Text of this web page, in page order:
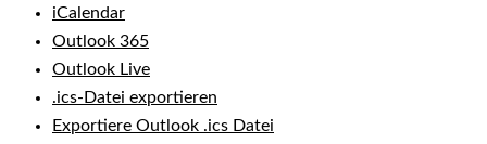
iCalendar
Outlook 365
Outlook Live
.ics-Datei exportieren
Exportiere Outlook .ics Datei